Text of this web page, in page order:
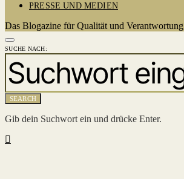
PRESSE UND MEDIEN
Das Blogazine für Qualität und Verantwortung
SUCHE NACH:
SEARCH
Gib dein Suchwort ein und drücke Enter.